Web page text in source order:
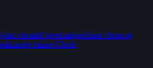
chrániť pred migračnou vlnou aj
rázne Uhrík